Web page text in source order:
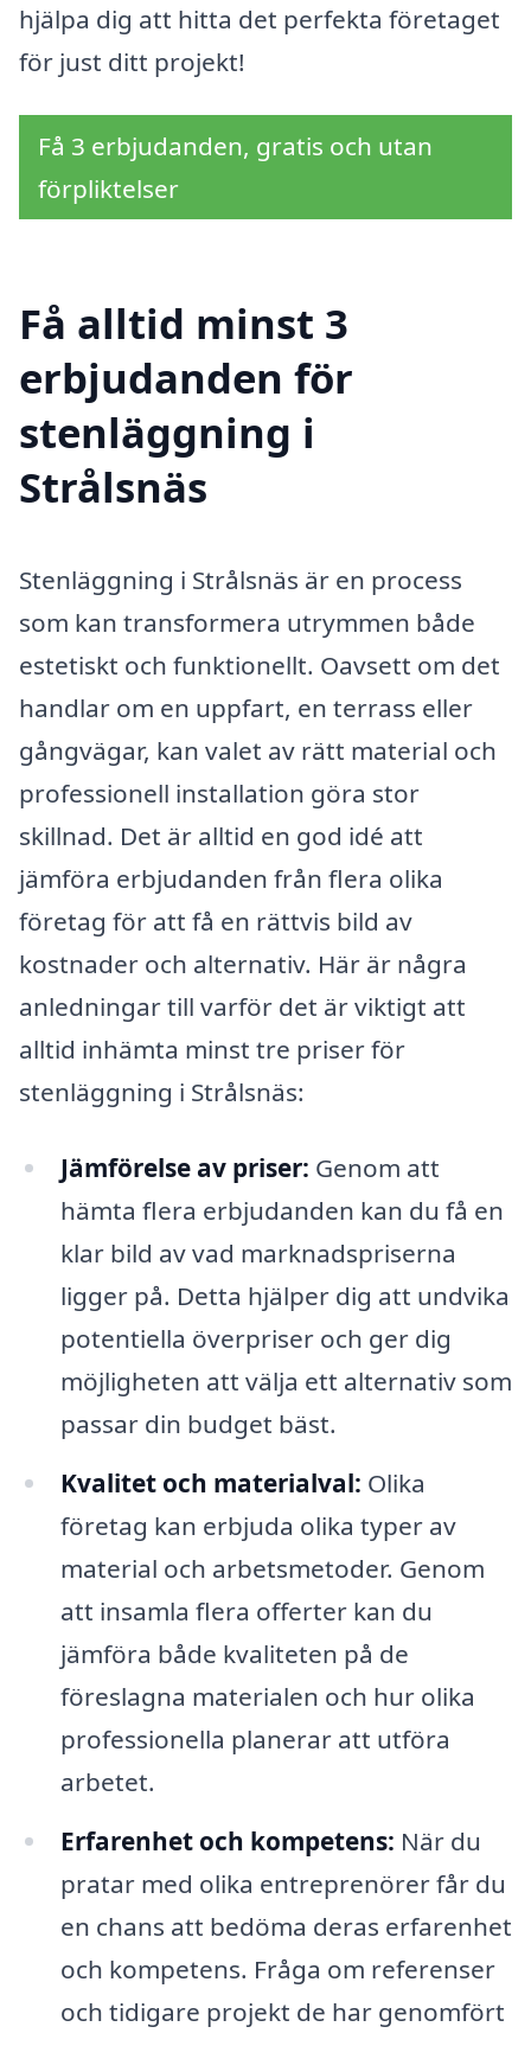
hjälpa dig att hitta det perfekta företaget
för just ditt projekt!
Få 3 erbjudanden, gratis och utan
förpliktelser
Få alltid minst 3
erbjudanden för
stenläggning i
Strålsnäs
Stenläggning i Strålsnäs är en process
som kan transformera utrymmen både
estetiskt och funktionellt. Oavsett om det
handlar om en uppfart, en terrass eller
gångvägar, kan valet av rätt material och
professionell installation göra stor
skillnad. Det är alltid en god idé att
jämföra erbjudanden från flera olika
företag för att få en rättvis bild av
kostnader och alternativ. Här är några
anledningar till varför det är viktigt att
alltid inhämta minst tre priser för
stenläggning i Strålsnäs:
Jämförelse av priser: Genom att
hämta flera erbjudanden kan du få en
klar bild av vad marknadspriserna
ligger på. Detta hjälper dig att undvika
potentiella överpriser och ger dig
möjligheten att välja ett alternativ som
passar din budget bäst.
Kvalitet och materialval: Olika
företag kan erbjuda olika typer av
material och arbetsmetoder. Genom
att insamla flera offerter kan du
jämföra både kvaliteten på de
föreslagna materialen och hur olika
professionella planerar att utföra
arbetet.
Erfarenhet och kompetens: När du
pratar med olika entreprenörer får du
en chans att bedöma deras erfarenhet
och kompetens. Fråga om referenser
och tidigare projekt de har genomfört